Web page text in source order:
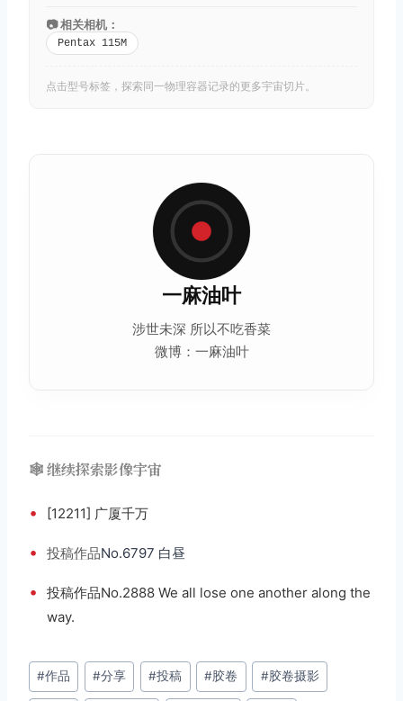
📷 相关相机：
Pentax 115M
点击型号标签，探索同一物理容器记录的更多宇宙切片。
一麻油叶
涉世未深 所以不吃香菜
微博：一麻油叶
🕸️ 继续探索影像宇宙
• [12211] 广厦千万
• 投稿作品No.6797 白昼
•
投稿作品No.2888 We all lose one another along the
way.
文
章
#作品 #分享 #投稿 #胶卷 #胶卷摄影